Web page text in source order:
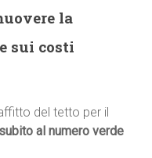
la
sui costi
del tetto per il
al numero verde